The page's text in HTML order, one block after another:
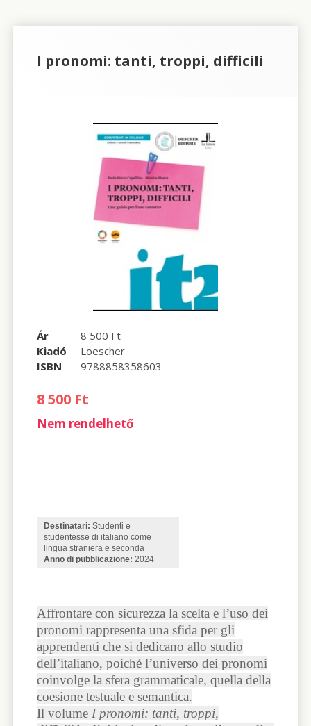
I pronomi: tanti, troppi, difficili
Ár
8 500 Ft
Kiadó
Loescher
ISBN
9788858358603
8 500 Ft
Nem rendelhető
Destinatari: Studenti e
studentesse di italiano come
lingua straniera e seconda
Anno di pubblicazione: 2024
Affrontare con sicurezza la scelta e l’uso dei
pronomi rappresenta una sfida per gli
apprendenti che si dedicano allo studio
dell’italiano, poiché l’universo dei pronomi
coinvolge la sfera grammaticale, quella della
coesione testuale e semantica.
Il volume I pronomi: tanti, troppi,